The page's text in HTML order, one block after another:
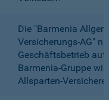
Die "Barmenia
Versicherungs-AG"
Geschäftsbetrieb
Barmenia-Gruppe
Allsparten-